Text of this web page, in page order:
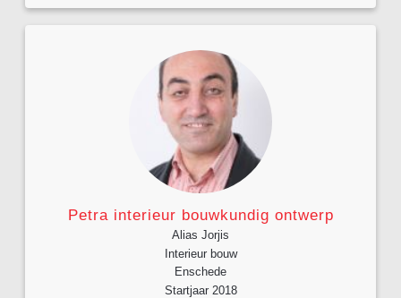
Petra interieur bouwkundig ontwerp
Alias Jorjis
Interieur bouw
Enschede
Startjaar 2018